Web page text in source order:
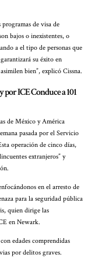
de visa de
bajos o inexistentes, o
a el tipo de personas que
su éxito en
bien”, explicó Cissna.
ICE Conduce a 101
de México y América
pasada por el Servicio
operación de cinco días,
extranjeros” y
en el arresto de
para la seguridad pública
quien dirige las
en Newark.
edades comprendidas
por delitos graves.